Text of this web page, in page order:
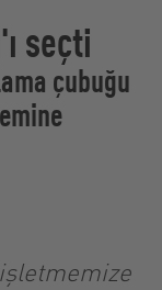
seçti
çubuğu